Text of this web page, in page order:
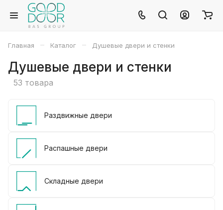
Главная – Каталог – Душевые двери и стенки
Душевые двери и стенки
53 товара
Раздвижные двери
Распашные двери
Складные двери